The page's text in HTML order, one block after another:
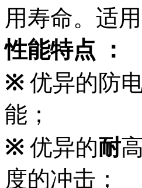
用寿命。适
性能特点 ：
※ 优异的防
能；
※ 优异的耐高
度的冲击；